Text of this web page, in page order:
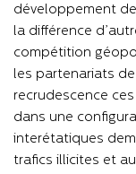
développement
la différence
compétition
les partenariats
recrudescence
dans une
interétatiques
trafics illicites et